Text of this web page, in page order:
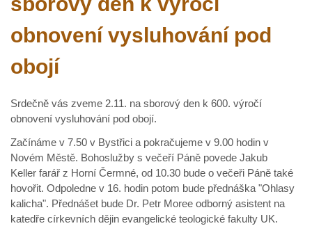
obnovení vysluhování pod
obojí
Srdečně vás zveme 2.11. na sborový den k 600. výročí
obnovení vysluhování pod obojí.
Začínáme v 7.50 v Bystřici a pokračujeme v 9.00 hodin v
Novém Městě. Bohoslužby s večeří Páně povede Jakub
Keller farář z Horní Čermné, od 10.30 bude o večeři Páně také
hovořit. Odpoledne v 16. hodin potom bude přednáška "Ohlasy
kalicha". Přednášet bude Dr. Petr Moree odborný asistent na
katedře církevních dějin evangelické teologické fakulty UK.